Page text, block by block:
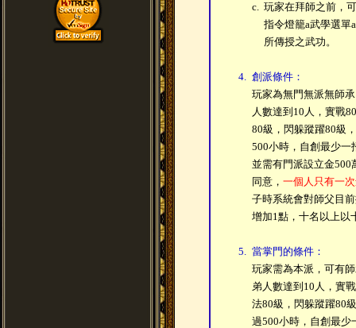
c. 玩家在拜師之前，
指令燈籠a武學選單
所傳授之武功。
4. 創派條件：
玩家為無門無派無師
人數達到10人，實戰
80級，閃躲蹤躍80級
500小時，自創最少一
並需有門派設立金500
同意， 一個人只有一
子時系統會對師父目
增加1點，十名以上以
5. 當掌門的條件：
玩家需為本派，可有
弟人數達到10人，實
法80級，閃躲蹤躍80
過500小時，自創最少